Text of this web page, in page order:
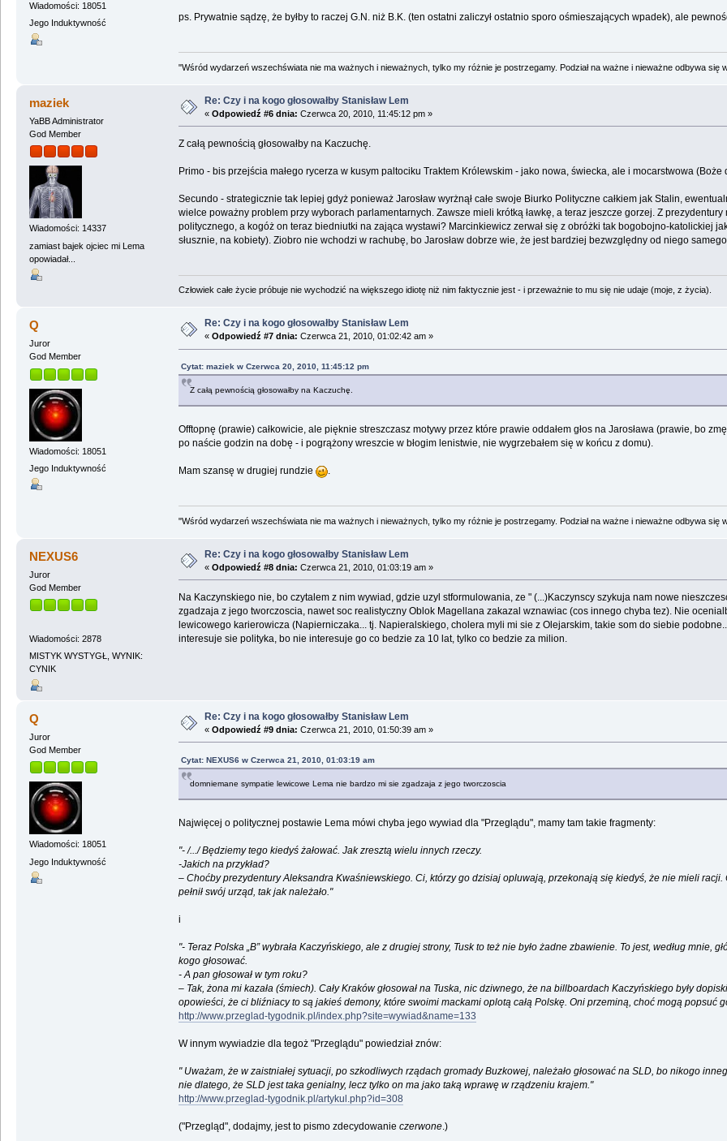
Wiadomości: 18051
Jego Induktywność
ps. Prywatnie sądzę, że byłby to raczej G.N. niż B.K. (ten ostatni zaliczył ostatnio sporo ośmieszających wpadek), ale
"Wśród wydarzeń wszechświata nie ma ważnych i nieważnych, tylko my różnie je postrzegamy. Podział na ważne i nieważne odbywa się
maziek
YaBB Administrator
God Member
Wiadomości: 14337
zamiast bajek ojciec mi Lema
opowiadał...
Re: Czy i na kogo głosowałby Stanisław Lem
« Odpowiedź #6 dnia: Czerwca 20, 2010, 11:45:12 pm »
Z całą pewnością głosowałby na Kaczuchę.
Primo - bis przejścia małego rycerza w kusym paltociku Traktem Królewskim - jako nowa, świecka, ale i mocarstwowa
Secundo - strategicznie tak lepiej gdyż ponieważ Jarosław wyrżnął całe swoje Biurko Polityczne całkiem jak Stalin,
wielce poważny problem przy wyborach parlamentarnych. Zawsze mieli krótką ławkę, a teraz jeszcze gorzej. Z
politycznego, a kogóż on teraz biedniutki na zająca wystawi? Marcinkiewicz zerwał się z obróżki tak bogobojno-katolickiej
słusznie, na kobiety). Ziobro nie wchodzi w rachubę, bo Jarosław dobrze wie, że jest bardziej bezwzględny od niego
Człowiek całe życie próbuje nie wychodzić na większego idiotę niż nim faktycznie jest - i przeważnie to mu się nie udaje (moje, z życia).
Q
Juror
God Member
Wiadomości: 18051
Jego Induktywność
Re: Czy i na kogo głosowałby Stanisław Lem
« Odpowiedź #7 dnia: Czerwca 21, 2010, 01:02:42 am »
Cytat: maziek w Czerwca 20, 2010, 11:45:12 pm
Z całą pewnością głosowałby na Kaczuchę.
Offtopnę (prawie) całkowicie, ale pięknie streszczasz motywy przez które prawie oddałem głos na Jarosława (prawie, bo
po naście godzin na dobę - i pogrążony wreszcie w błogim lenistwie, nie wygrzebałem się w końcu z domu).
Mam szansę w drugiej rundzie .
"Wśród wydarzeń wszechświata nie ma ważnych i nieważnych, tylko my różnie je postrzegamy. Podział na ważne i nieważne odbywa się
NEXUS6
Juror
God Member
Wiadomości: 2878
MISTYK WYSTYGŁ, WYNIK:
CYNIK
Re: Czy i na kogo głosowałby Stanisław Lem
« Odpowiedź #8 dnia: Czerwca 21, 2010, 01:03:19 am »
Na Kaczynskiego nie, bo czytalem z nim wywiad, gdzie uzyl stformulowania, ze " (...)Kaczynscy szykuja nam nowe
zgadzaja z jego tworczoscia, nawet soc realistyczny Oblok Magellana zakazal wznawiac (cos innego chyba tez). Nie
lewicowego karierowicza (Napierniczaka... tj. Napieralskiego, cholera myli mi sie z Olejarskim, takie som do siebie
interesuje sie polityka, bo nie interesuje go co bedzie za 10 lat, tylko co bedzie za milion.
Q
Juror
God Member
Wiadomości: 18051
Jego Induktywność
Re: Czy i na kogo głosowałby Stanisław Lem
« Odpowiedź #9 dnia: Czerwca 21, 2010, 01:50:39 am »
Cytat: NEXUS6 w Czerwca 21, 2010, 01:03:19 am
domniemane sympatie lewicowe Lema nie bardzo mi sie zgadzaja z jego tworczoscia
Najwięcej o politycznej postawie Lema mówi chyba jego wywiad dla "Przeglądu", mamy tam takie fragmenty:
"- /.../ Będziemy tego kiedyś żałować. Jak zresztą wielu innych rzeczy.
-Jakich na przykład?
– Choćby prezydentury Aleksandra Kwaśniewskiego. Ci, którzy go dzisiaj opluwają, przekonają się kiedyś, że nie mieli racji.
pełnił swój urząd, tak jak należało."
i
"- Teraz Polska „B” wybrała Kaczyńskiego, ale z drugiej strony, Tusk to też nie było żadne zbawienie. To jest, według mnie,
kogo głosować.
- A pan głosował w tym roku?
– Tak, żona mi kazała (śmiech). Cały Kraków głosował na Tuska, nic dziwnego, że na billboardach Kaczyńskiego były
opowieści, że ci bliźniacy to są jakieś demony, które swoimi mackami oplotą całą Polskę. Oni przeminą, choć mogą popsuć
http://www.przeglad-tygodnik.pl/index.php?site=wywiad&name=133
W innym wywiadzie dla tegoż "Przeglądu" powiedział znów:
" Uważam, że w zaistniałej sytuacji, po szkodliwych rządach gromady Buzkowej, należało głosować na SLD, bo nikogo
nie dlatego, że SLD jest taka genialny, lecz tylko on ma jako taką wprawę w rządzeniu krajem."
http://www.przeglad-tygodnik.pl/artykul.php?id=308
("Przegląd", dodajmy, jest to pismo zdecydowanie czerwone.)